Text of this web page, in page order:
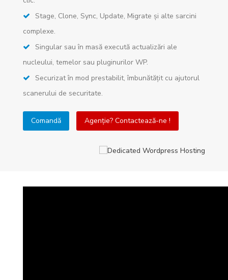
Stage, Clone, Sync, Update, Migrate și alte sarcini
complexe.
Singular sau în masă execută actualizări ale
nucleului, temelor sau pluginurilor WP.
Securizat în mod prestabilit, îmbunătățit cu ajutorul
scanerului de securitate.
Comandă Agenție? Contactează-ne !